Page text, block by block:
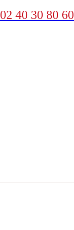
02 40 30 80 60